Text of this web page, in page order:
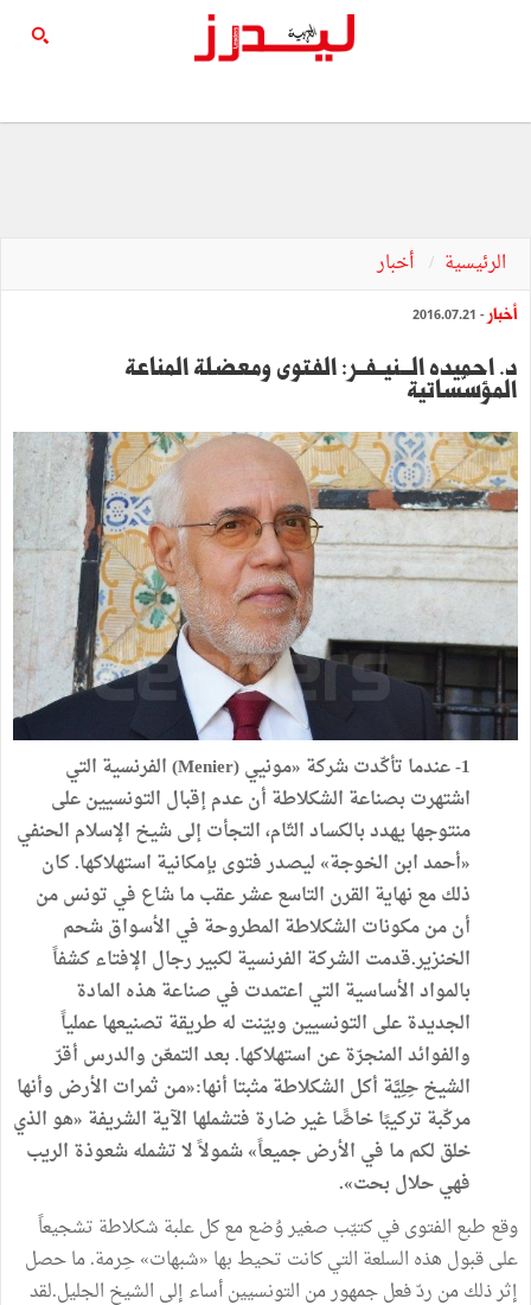
الرئيسية أخبار
أخبار - 2016.07.21
‬المؤسّساتية
1- عندما تأكّدتشركة «مونيي(
Menier
)الفرنسية التي
اشتهرت بصناعة الشكلاطة أنعدمإقبال التونسيينعلى
منتوجهايهددبالكسادالتّام،التجأتإلىشيخ الإسلام الحنفي
«أحمدابن الخوجة» ليصدرفتوى بإمكانية استهلاكها.كان
ذلكمع نهاية القرن التاسععشرعقبماشاع في تونسمن
أنمنمكونات الشكلاطة المطروحة في الأسواقشحم
الخنزير.قدمت الشركة الفرنسية لكبيررجال الإفتاءكشفاً
بالموادالأساسية التي اعتمدت في صناعة هذه المادة
الجديدةعلى التونسيين وبيّنت لهطريقة تصنيعهاعملياً
والفوائدالمنجرّةعن استهلاكها.بعدالتمعّن والدرس أقرّ
الشيخحِلِيَّة أكل الشكلاطةمثبتا أنها:
«من ثمرات الأرض وأنها
مركّبة تركيبًاخاصًّاغيرضارة فتشملها الآية الشريفة «هو الذي
خلق لكمما في الأرضجميعاً»شمولاًلاتشملهشعوذة الريب
فهيحلال بحت»
.
وقع طبع الفتوىفيكتيّب صغيروُضعمعكلعلبة شكلاطة تشجيعاً
علىقبول هذه السلعة التيكانت تحيط بها «شبهات»حِرمة.ماحصل
إثرذلكمن ردّفعلجمهورمن التونسيينأساء إلى الشيخ الجليل.لقد